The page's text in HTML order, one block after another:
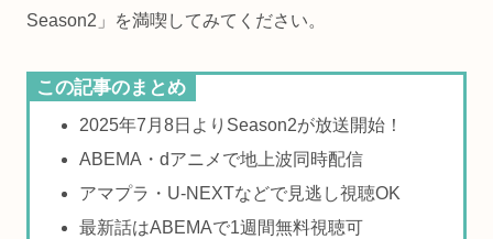
Season2」を満喫してみてください。
この記事のまとめ
2025年7月8日よりSeason2が放送開始！
ABEMA・dアニメで地上波同時配信
アマプラ・U-NEXTなどで見逃し視聴OK
最新話はABEMAで1週間無料視聴可